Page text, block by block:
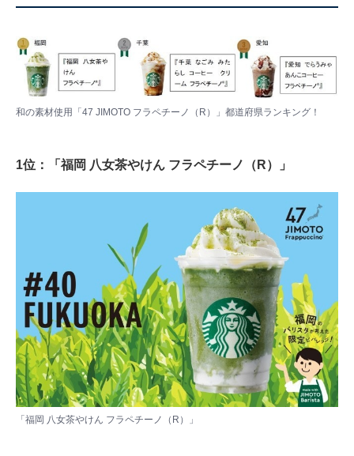
和の素材使用「47 JIMOTO フラペチーノ（R）」都道府県ランキング！
1位：「福岡 八女茶やけん フラペチーノ（R）」
「福岡 八女茶やけん フラペチーノ（R）」